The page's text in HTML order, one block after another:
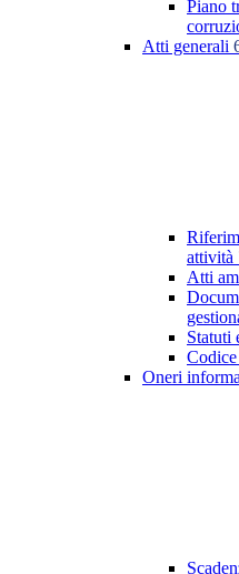
Piano
Atti generali
attività
Atti
Statuti
Oneri